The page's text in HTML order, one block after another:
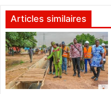
d
j
i
b
r
i
l
p
r
d
e
s
é
l
è
Articles similaires